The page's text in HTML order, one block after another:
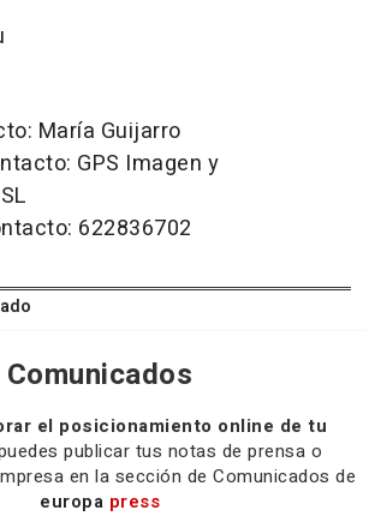
María Guijarro
GPS Imagen y
622836702
Comunicados
el posicionamiento online de tu
publicar tus notas de prensa o
en la sección de Comunicados de
europa press